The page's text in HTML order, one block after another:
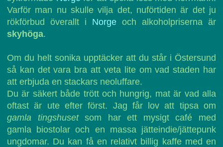
Varför man nu skulle vilja det, nuförtiden är det ju
rökförbud överallt i Norge och alkoholpriserna är
skyhöga.
Om du helt sonika upptäcker att du står i Östersund
så kan det vara bra att veta lite om vad staden har
att erbjuda en stackars neoluffare.
Du är säkert både trött och hungrig, mat är vad alla
oftast är ute efter först. Jag får lov att tipsa om
gamla tingshusetsom har ett mysigt café med
gamla biostolar och en massa jätteindie/jättepunk
ungdomar. Du kan få en relativt billig kaffe med en